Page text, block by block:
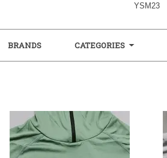
YSM23
BRANDS CATEGORIES